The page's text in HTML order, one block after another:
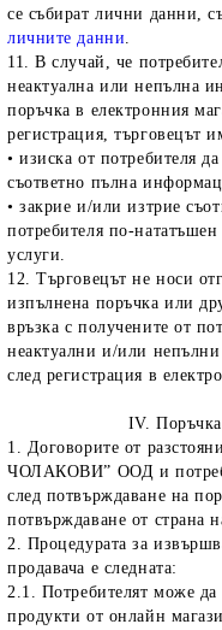
се събират лични данни,
личните данни.
11. В случай, че
неактуална или непълна
поръчка в електронния
регистрация, търговецът
• изиска от потребителя
съответно пълна
• закрие и/или изтрие
потребителя по-
услуги.
12. Търговецът не носи
изпълнена поръчка или
връзка с получените от
неактуални и/или
след регистрация в
IV.
1. Договорите от
ЧОЛАКОВИ” ООД и
след потвърждаване на
потвърждаване от
2. Процедурата за
продавача е следната:
2.1. Потребителят може
продукти от онлайн